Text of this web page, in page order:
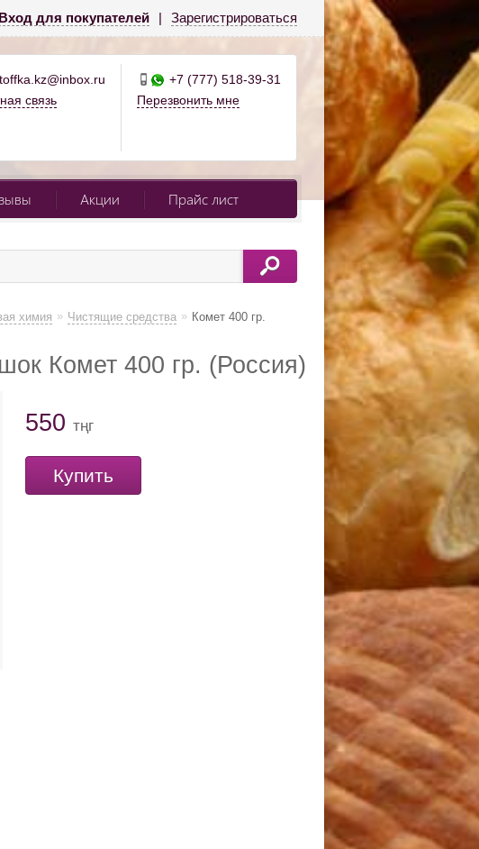
Вход для покупателей | Зарегистрироваться
связь
+7 (777) 518-39-31
Перезвонить мне
Акции Прайс лист
химия » Чистящие средства » Комет 400 гр.
Комет 400 гр. (Россия)
550 тңг
Купить